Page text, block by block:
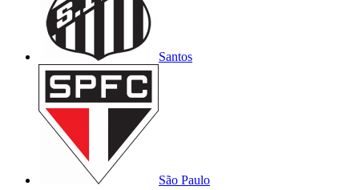
Santos
São Paulo